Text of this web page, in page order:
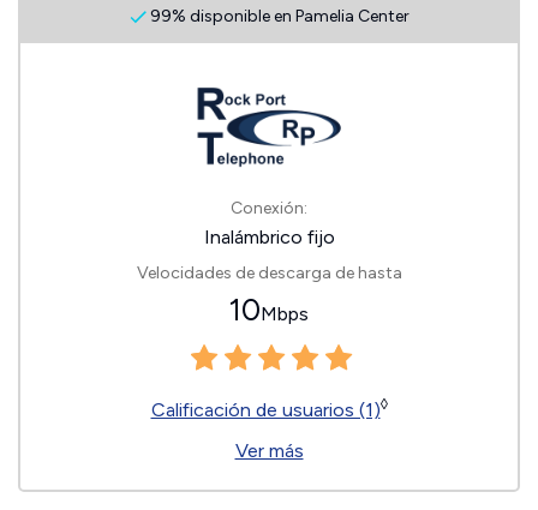
99% disponible en Pamelia Center
Conexión:
Inalámbrico fijo
Velocidades de descarga de hasta
10Mbps
Calificación de usuarios (1)◊
Ver más